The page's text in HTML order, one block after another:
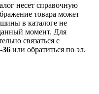
несет справочную
товара может
в каталоге не
момент. Для
связаться с
36 или обратиться по эл.